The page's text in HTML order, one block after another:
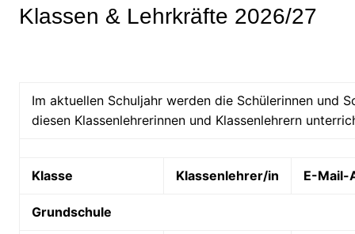
Klassen & Lehrkräfte 2026/27
Im aktuellen Schuljahr werden die Schülerinnen und
diesen Klassenlehrerinnen und Klassenlehrern
Klasse Klassenlehrer/in E-Mail-
Grundschule